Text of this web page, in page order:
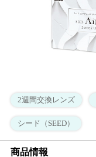
2週間交換レンズ
シード（SEED）
商品情報